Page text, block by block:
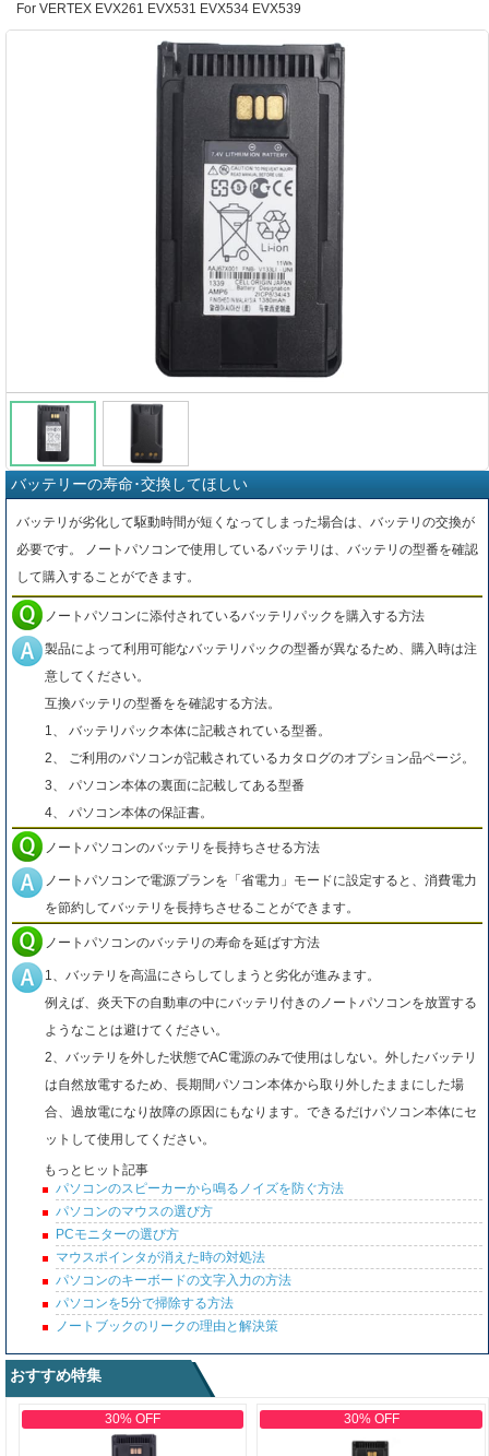
For VERTEX EVX261 EVX531 EVX534 EVX539
バッテリーの寿命･交換してほしい
バッテリが劣化して駆動時間が短くなってしまった場合は、バッテリの交換が
必要です。 ノートパソコンで使用しているバッテリは、バッテリの型番を確認
して購入することができます。
ノートパソコンに添付されているバッテリパックを購入する方法
製品によって利用可能なバッテリパックの型番が異なるため、購入時は注
意してください。
互換バッテリの型番をを確認する方法。
1、 バッテリパック本体に記載されている型番。
2、 ご利用のパソコンが記載されているカタログのオプション品ページ。
3、 パソコン本体の裏面に記載してある型番
4、 パソコン本体の保証書。
ノートパソコンのバッテリを長持ちさせる方法
ノートパソコンで電源プランを「省電力」モードに設定すると、消費電力
を節約してバッテリを長持ちさせることができます。
ノートパソコンのバッテリの寿命を延ばす方法
1、バッテリを高温にさらしてしまうと劣化が進みます。
例えば、炎天下の自動車の中にバッテリ付きのノートパソコンを放置する
ようなことは避けてください。
2、バッテリを外した状態でAC電源のみで使用はしない。外したバッテリ
は自然放電するため、長期間パソコン本体から取り外したままにした場
合、過放電になり故障の原因にもなります。できるだけパソコン本体にセ
ットして使用してください。
もっとヒット記事
パソコンのスピーカーから鳴るノイズを防ぐ方法
パソコンのマウスの選び方
PCモニターの選び方
マウスポインタが消えた時の対処法
パソコンのキーボードの文字入力の方法
パソコンを5分で掃除する方法
ノートブックのリークの理由と解決策
おすすめ特集
30% OFF 30% OFF